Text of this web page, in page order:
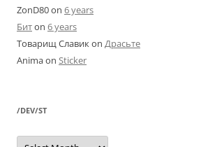
ZonD80on 6 years
Битon 6 years
Товарищ Славикon Драсьте
Animaon Sticker
/DEV/ST
/dev/st